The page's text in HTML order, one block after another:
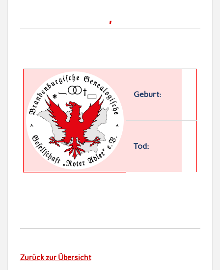
,
Geburt:
Tod:
Zurück zur Übersicht